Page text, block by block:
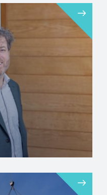
op over
in
e...